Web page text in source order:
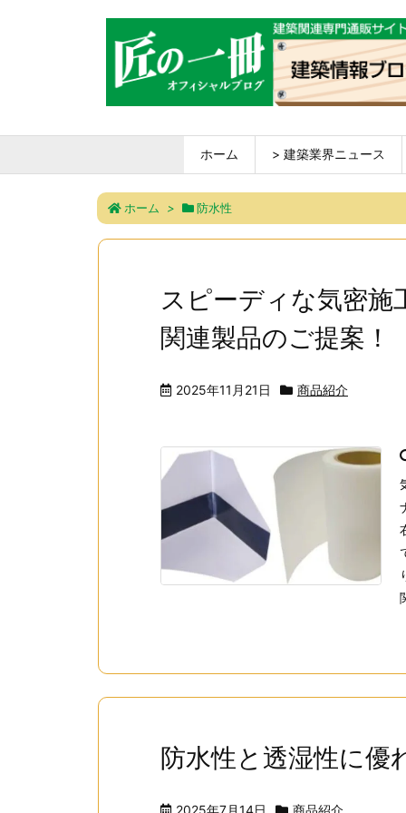
ホーム > 建築業界ニュース
ホーム > 防水性
スピーディな気密施
関連製品のご提案！
2025年11月21日 商品紹介
防水性と透湿性に優
2025年7月14日 商品紹介